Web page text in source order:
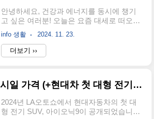
(최고 시청률 6.1%)키워드: 로맨스 스릴러,
쇼윈도 부부, 납치 협박, 함묵증, 대통령실
대변인 재방송 편성표 보러가기👆️ 첫 방송부
터 5% 이상의 시청률을 기록하며 흥미로운
서막을 열었습니다. 여기에 "쇼윈도 부부",
안녕하세요, 건강과 에너지를 동시에 챙기
고 싶은 여러분! 오늘은 요즘 대세로 떠오르
고 있는 단백질 커피에 대해 깊이 알아보고,
누구나 집에서 쉽게 따라 할 수 있는 초간단
레시피를 소개하겠습니다. 💪 단백질 커피
는 건강을 유지하면서도 맛있는 커피를 즐
단백질 파우더를 첨가해 만든 음료로, 커피
두 누릴 수 있는 획기적인 조합입니다. 특히
운동 후 빠르게 단백질을 보충하거나 아침
info 생활 2024. 11. 23.
더보기 ››
아이오닉9 출시일 가격 (+현대차 첫 대형 전기 SUV)
2024년 LA오토쇼에서 현대자동차의 첫 대
형 전기 SUV, 아이오닉9이 공개되었습니